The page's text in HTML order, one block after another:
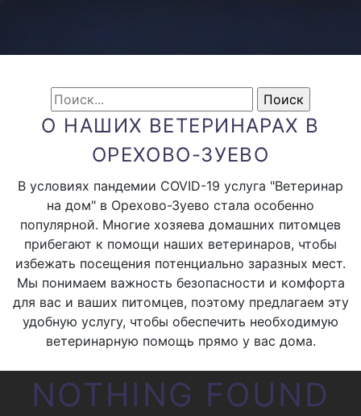
О НАШИХ ВЕТЕРИНАРАХ В
ОРЕХОВО-ЗУЕВО
В условиях пандемии COVID-19 услуга "Ветеринар
на дом" в Орехово-Зуево стала особенно
популярной. Многие хозяева домашних питомцев
прибегают к помощи наших ветеринаров, чтобы
избежать посещения потенциально заразных мест.
Мы понимаем важность безопасности и комфорта
для вас и ваших питомцев, поэтому предлагаем эту
удобную услугу, чтобы обеспечить необходимую
ветеринарную помощь прямо у вас дома.
NOTHING FOUND